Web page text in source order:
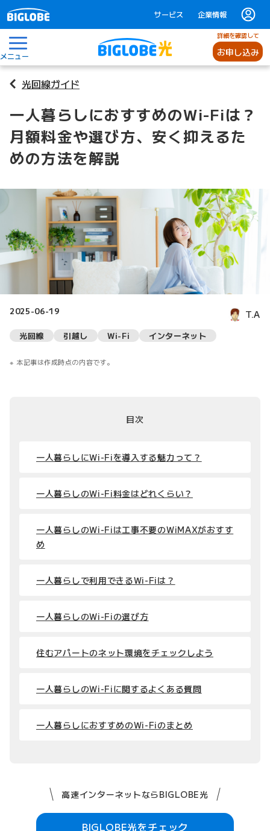
サービス 企業情報
メニュー
詳細を確認して
お申し込み
光回線ガイド
一人暮らしにおすすめのWi-Fiは？
月額料金や選び方、安く抑えるた
めの方法を解説
2025-06-19 T.A
光回線 引越し Wi-Fi インターネット
本記事は作成時点の内容です。
目次
一人暮らしにWi-Fiを導入する魅力って？
一人暮らしのWi-Fi料金はどれくらい？
一人暮らしのWi-Fiは工事不要のWiMAXがおすす
め
一人暮らしで利用できるWi-Fiは？
一人暮らしのWi-Fiの選び方
住むアパートのネット環境をチェックしよう
一人暮らしのWi-Fiに関するよくある質問
一人暮らしにおすすめのWi-Fiのまとめ
高速インターネットならBIGLOBE光
BIGLOBE光をチェック